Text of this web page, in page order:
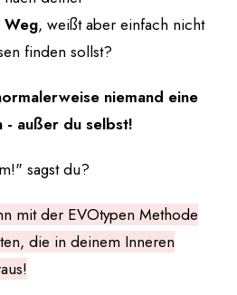
Weg, weißt aber einfach nicht
finden sollst?
niemand eine
- außer du selbst!
sagst du?
mit der EVOtypen Methode
die in deinem Inneren